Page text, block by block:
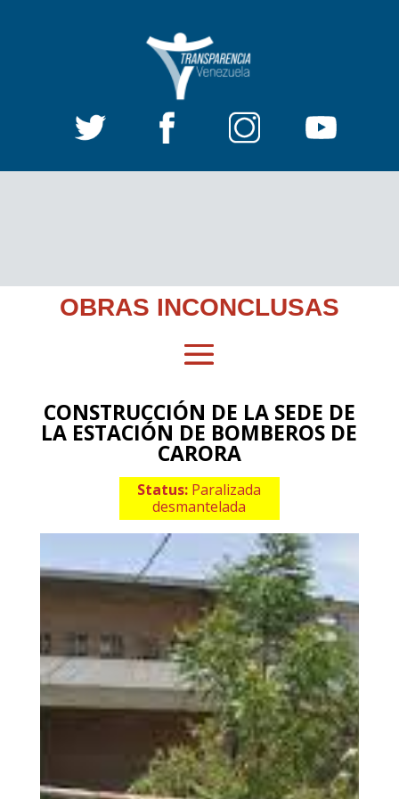
OBRAS INCONCLUSAS
CONSTRUCCIÓN DE LA SEDE DE
LA ESTACIÓN DE BOMBEROS DE
CARORA
Status: Paralizada
desmantelada